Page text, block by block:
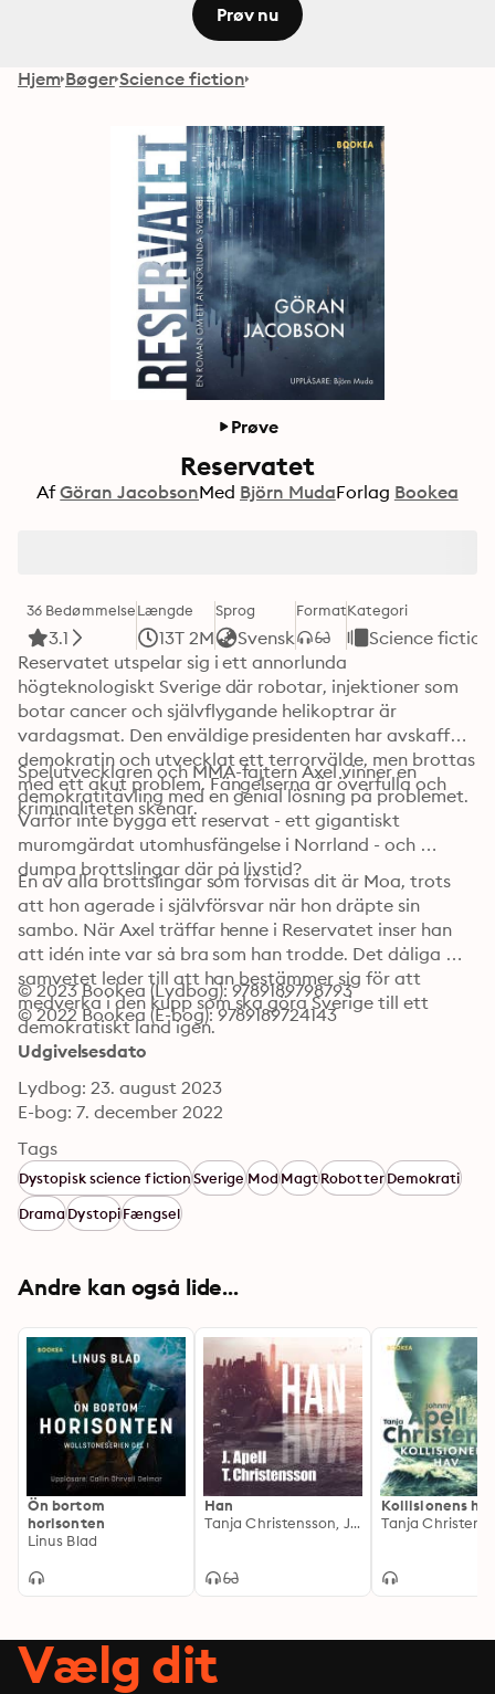
Prøv nu
Hjem Bøger Science fiction
Prøve
Reservatet
Af Göran JacobsonMed Björn MudaForlag Bookea
36 Bedømmelse
3.1
Længde
13T 2M
Sprog
Svensk
FormatKategori
Science fiction
Reservatet utspelar sig i ett annorlunda
högteknologiskt Sverige där robotar, injektioner som
botar cancer och självflygande helikoptrar är
vardagsmat. Den enväldige presidenten har avskaffat
demokratin och utvecklat ett terrorvälde, men brottas
med ett akut problem. Fängelserna är överfulla och
kriminaliteten skenar.
Spelutvecklaren och MMA-fajtern Axel vinner en
demokratitävling med en genial lösning på problemet.
Varför inte bygga ett reservat - ett gigantiskt
muromgärdat utomhusfängelse i Norrland - och
dumpa brottslingar där på livstid?
En av alla brottslingar som förvisas dit är Moa, trots
att hon agerade i självförsvar när hon dräpte sin
sambo. När Axel träffar henne i Reservatet inser han
att idén inte var så bra som han trodde. Det dåliga
samvetet leder till att han bestämmer sig för att
medverka i den kupp som ska göra Sverige till ett
demokratiskt land igen.
© 2023 Bookea (Lydbog): 9789189798793
© 2022 Bookea (E-bog): 9789189724143
Udgivelsesdato
Lydbog: 23. august 2023
E-bog: 7. december 2022
Tags
Dystopisk science fictionSverigeModMagtRobotterDemokrati
DramaDystopiFængsel
Andre kan også lide...
Ön bortom
horisonten
Linus Blad
Han
Tanja Christensson, Johnny Apell
Kollisionens
Vælg dit